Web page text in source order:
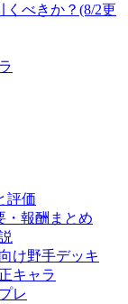
くべきか？(8/2更
評価
・報酬まとめ
け野手デッキ
キャラ
レ